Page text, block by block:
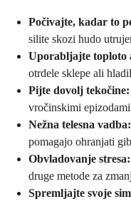
Počivajte, kadar to
silite skozi hudo
Uporabljajte toploto
otrdele sklepe ali
Pijte dovolj tekočine:
vročinskimi epizodami
Nežna telesna vadba:
pomagajo ohranjati
Obvladovanje stresa:
druge metode za
Spremljajte svoje